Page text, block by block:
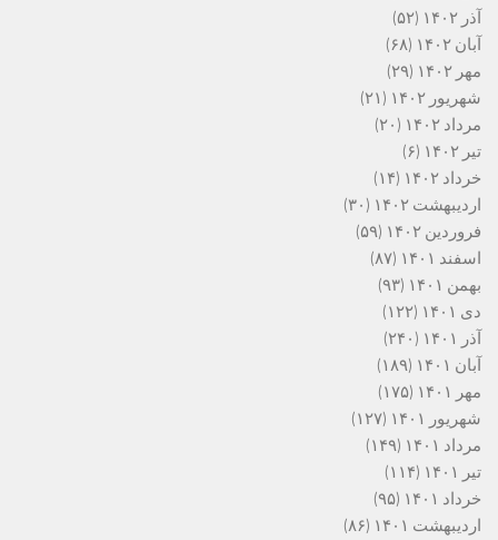
آذر ۱۴۰۲
(۵۲)
آبان ۱۴۰۲
(۶۸)
مهر ۱۴۰۲
(۲۹)
شهریور ۱۴۰۲
(۲۱)
مرداد ۱۴۰۲
(۲۰)
تیر ۱۴۰۲
(۶)
خرداد ۱۴۰۲
(۱۴)
اردیبهشت ۱۴۰۲
(۳۰)
فروردین ۱۴۰۲
(۵۹)
اسفند ۱۴۰۱
(۸۷)
بهمن ۱۴۰۱
(۹۳)
دی ۱۴۰۱
(۱۲۲)
آذر ۱۴۰۱
(۲۴۰)
آبان ۱۴۰۱
(۱۸۹)
مهر ۱۴۰۱
(۱۷۵)
شهریور ۱۴۰۱
(۱۲۷)
مرداد ۱۴۰۱
(۱۴۹)
تیر ۱۴۰۱
(۱۱۴)
خرداد ۱۴۰۱
(۹۵)
اردیبهشت ۱۴۰۱
(۸۶)